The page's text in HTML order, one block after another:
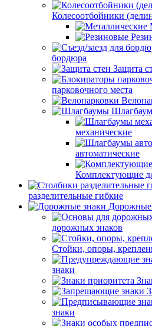
Колесоотбойники
бордюра
Защита
парковочного места
механические
автоматические
Комплектующие
разделительные гибкие
Дорожные
дорожных знаков
Стойки, опоры,
знаки
знаки